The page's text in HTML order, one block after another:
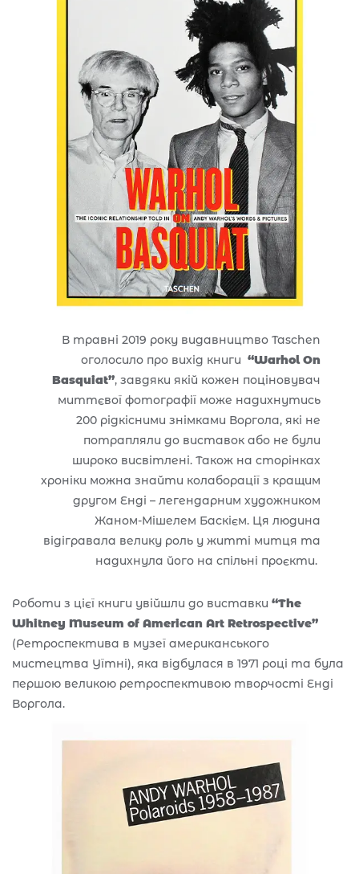
В травні 2019 року видавництво Taschen
оголосило про вихід книги “Warhol On
Basquiat”, завдяки якій кожен поціновувач
миттєвої фотографії може надихнутись
200 рідкісними знімками Воргола, які не
потрапляли до виставок або не були
широко висвітлені. Також на сторінках
хроніки можна знайти колаборації з кращим
другом Енді – легендарним художником
Жаном-Мішелем Баскієм. Ця людина
відігравала велику роль у житті митця та
надихнула його на спільні проєкти.
Роботи з цієї книги увійшли до виставки “The
Whitney Museum of American Art Retrospective”
(Ретроспектива в музеї американського
мистецтва Уїтні), яка відбулася в 1971 році та була
першою великою ретроспективою творчості Енді
Воргола.